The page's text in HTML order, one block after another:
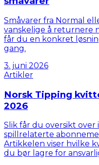
Småvarer fra Normal
vanskelige å returnere
får du en konkret
gang.
3. juni 2026
Artikler
Norsk Tipping
2026
Slik får du oversikt
spillrelaterte
Artikkelen viser hvilke
du bør lagre for